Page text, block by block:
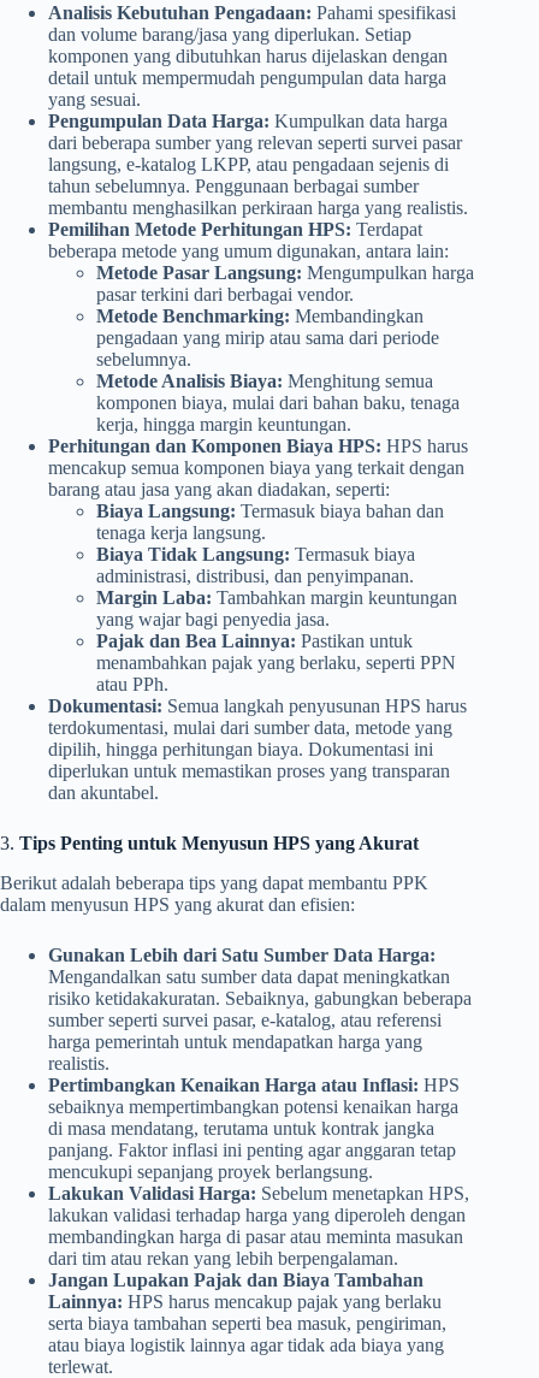
Analisis Kebutuhan Pengadaan: Pahami spesifikasi
dan volume barang/jasa yang diperlukan. Setiap
komponen yang dibutuhkan harus dijelaskan dengan
detail untuk mempermudah pengumpulan data harga
yang sesuai.
Pengumpulan Data Harga: Kumpulkan data harga
dari beberapa sumber yang relevan seperti survei pasar
langsung, e-katalog LKPP, atau pengadaan sejenis di
tahun sebelumnya. Penggunaan berbagai sumber
membantu menghasilkan perkiraan harga yang realistis.
Pemilihan Metode Perhitungan HPS: Terdapat
beberapa metode yang umum digunakan, antara lain:
Metode Pasar Langsung: Mengumpulkan harga
pasar terkini dari berbagai vendor.
Metode Benchmarking: Membandingkan
pengadaan yang mirip atau sama dari periode
sebelumnya.
Metode Analisis Biaya: Menghitung semua
komponen biaya, mulai dari bahan baku, tenaga
kerja, hingga margin keuntungan.
Perhitungan dan Komponen Biaya HPS: HPS harus
mencakup semua komponen biaya yang terkait dengan
barang atau jasa yang akan diadakan, seperti:
Biaya Langsung: Termasuk biaya bahan dan
tenaga kerja langsung.
Biaya Tidak Langsung: Termasuk biaya
administrasi, distribusi, dan penyimpanan.
Margin Laba: Tambahkan margin keuntungan
yang wajar bagi penyedia jasa.
Pajak dan Bea Lainnya: Pastikan untuk
menambahkan pajak yang berlaku, seperti PPN
atau PPh.
Dokumentasi: Semua langkah penyusunan HPS harus
terdokumentasi, mulai dari sumber data, metode yang
dipilih, hingga perhitungan biaya. Dokumentasi ini
diperlukan untuk memastikan proses yang transparan
dan akuntabel.
3. Tips Penting untuk Menyusun HPS yang Akurat
Berikut adalah beberapa tips yang dapat membantu PPK
dalam menyusun HPS yang akurat dan efisien:
Gunakan Lebih dari Satu Sumber Data Harga:
Mengandalkan satu sumber data dapat meningkatkan
risiko ketidakakuratan. Sebaiknya, gabungkan beberapa
sumber seperti survei pasar, e-katalog, atau referensi
harga pemerintah untuk mendapatkan harga yang
realistis.
Pertimbangkan Kenaikan Harga atau Inflasi: HPS
sebaiknya mempertimbangkan potensi kenaikan harga
di masa mendatang, terutama untuk kontrak jangka
panjang. Faktor inflasi ini penting agar anggaran tetap
mencukupi sepanjang proyek berlangsung.
Lakukan Validasi Harga: Sebelum menetapkan HPS,
lakukan validasi terhadap harga yang diperoleh dengan
membandingkan harga di pasar atau meminta masukan
dari tim atau rekan yang lebih berpengalaman.
Jangan Lupakan Pajak dan Biaya Tambahan
Lainnya: HPS harus mencakup pajak yang berlaku
serta biaya tambahan seperti bea masuk, pengiriman,
atau biaya logistik lainnya agar tidak ada biaya yang
terlewat.